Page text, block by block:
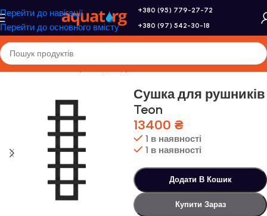
Перейти до навігації
Перейти до основного вмісту
+380 (95) 779-27-72
+380 (97) 542-30-18
Головна/Genesis/Сушка для рушників
Сушка для рушників
Teon
13400 ₴
1 в наявності
1 в наявності
Додати В Кошик
Купити Зараз